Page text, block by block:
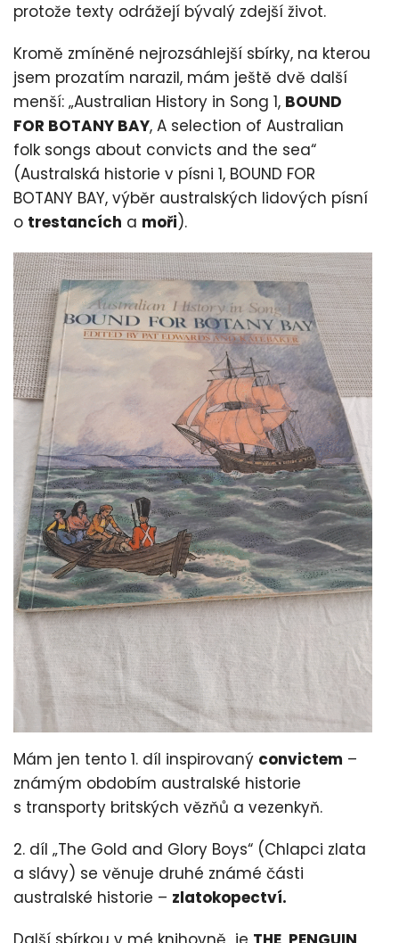
protože texty odrážejí bývalý zdejší život.
Kromě zmíněné nejrozsáhlejší sbírky, na kterou
jsem prozatím narazil, mám ještě dvě další
menší: „Australian History in Song 1, BOUND
FOR BOTANY BAY, A selection of Australian
folk songs about convicts and the sea“
(Australská historie v písni 1, BOUND FOR
BOTANY BAY, výběr australských lidových písní
o trestancích a moři).
Mám jen tento 1. díl inspirovaný convictem –
známým obdobím australské historie
s transporty britských vězňů a vezenkyň.
2. díl „The Gold and Glory Boys“ (Chlapci zlata
a slávy) se věnuje druhé známé části
australské historie – zlatokopectví.